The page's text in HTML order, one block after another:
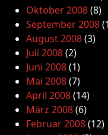
Oktober 2008(8)
September 2008
August 2008(3)
Juli 2008(2)
Juni 2008(1)
Mai 2008(7)
April 2008(14)
März 2008(6)
Februar 2008(12)